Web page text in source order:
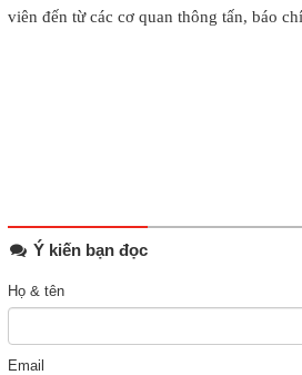
viên đến từ các cơ quan thông tấn, báo
Ý kiến bạn đọc
Họ & tên
Email